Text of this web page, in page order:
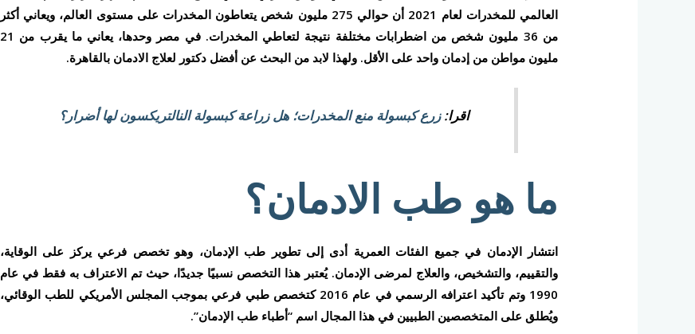
العالمي للمخدرات لعام 2021 أن حوالي 275 مليون شخص يتعاطون المخدرات على مستوى العالم، ويعاني أكثر
من 36 مليون شخص من اضطرابات مختلفة نتيجة لتعاطي المخدرات. في مصر وحدها، يعاني ما يقرب من 21
مليون مواطن من إدمان واحد على الأقل. ولهذا لابد من البحث عن أفضل دكتور لعلاج الادمان بالقاهرة.
اقرا:زرع كبسولة منع المخدرات؛ هل زراعة كبسولة النالتريكسون لها أضرار؟
ما هو طب الادمان؟
انتشار الإدمان في جميع الفئات العمرية أدى إلى تطوير طب الإدمان، وهو تخصص فرعي يركز على الوقاية،
والتقييم، والتشخيص، والعلاج لمرضى الإدمان. يُعتبر هذا التخصص نسبيًا جديدًا، حيث تم الاعتراف به فقط في عام
1990 وتم تأكيد اعترافه الرسمي في عام 2016 كتخصص طبي فرعي بموجب المجلس الأمريكي للطب الوقائي،
ويُطلق على المتخصصين الطبيين في هذا المجال اسم “أطباء طب الإدمان”.